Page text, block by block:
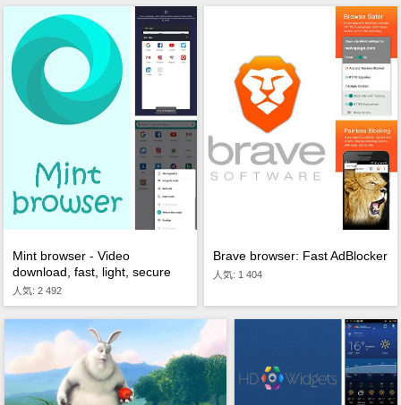
Mint browser - Video
download, fast, light, secure
人気: 2 492
Brave browser: Fast AdBlocker
人気: 1 404